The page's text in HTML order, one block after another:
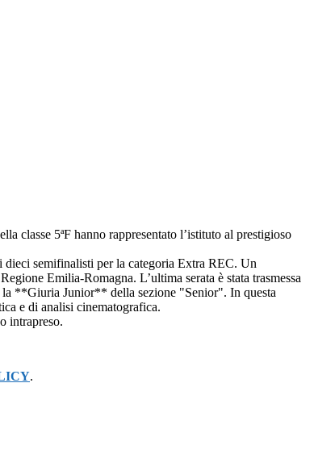
classe 5ªF hanno rappresentato l’istituto al prestigioso
semifinalisti per la categoria Extra REC. Un
Emilia-Romagna. L’ultima serata è stata trasmessa
la **Giuria Junior** della sezione "Senior". In questa
e di analisi cinematografica.
intrapreso.
.